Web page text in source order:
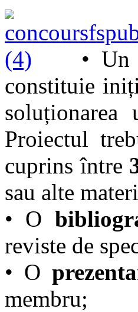
• Un
constituie
Proiectul
cuprins între
sau alte
• O
reviste de
• O
membru;